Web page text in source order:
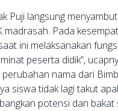
Puji langsung
madrasah. Pada
ini melaksanakan
peserta didik”,
nama dari
siswa tidak lagi takut
potensi dan bakat